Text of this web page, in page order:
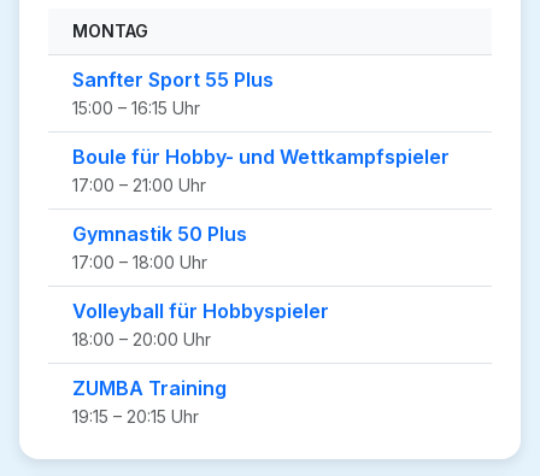
MONTAG
Sanfter Sport 55 Plus
15:00 – 16:15 Uhr
Boule für Hobby- und Wettkampfspieler
17:00 – 21:00 Uhr
Gymnastik 50 Plus
17:00 – 18:00 Uhr
Volleyball für Hobbyspieler
18:00 – 20:00 Uhr
ZUMBA Training
19:15 – 20:15 Uhr